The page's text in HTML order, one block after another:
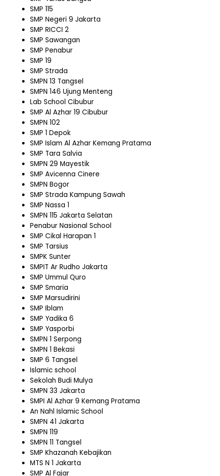
SMP 115
SMP Negeri 9 Jakarta
SMP RICCI 2
SMP Sawangan
SMP Penabur
SMP 19
SMP Strada
SMPN 13 Tangsel
SMPN 146 Ujung Menteng
Lab School Cibubur
SMP Al Azhar 19 Cibubur
SMPN 102
SMP 1 Depok
SMP Islam Al Azhar Kemang Pratama
SMP Tara Salvia
SMPN 29 Mayestik
SMP Avicenna Cinere
SMPN Bogor
SMP Strada Kampung Sawah
SMP Nassa 1
SMPN 115 Jakarta Selatan
Penabur Nasional School
SMP Cikal Harapan 1
SMP Tarsius
SMPK Sunter
SMPIT Ar Rudho Jakarta
SMP Ummul Quro
SMP Smaria
SMP Marsudirini
SMP Iblam
SMP Yadika 6
SMP Yasporbi
SMPN 1 Serpong
SMPN 1 Bekasi
SMP 6 Tangsel
Islamic school
Sekolah Budi Mulya
SMPN 33 Jakarta
SMPI Al Azhar 9 Kemang Pratama
An Nahl Islamic School
SMPN 41 Jakarta
SMPN 119
SMPN 11 Tangsel
SMP Khazanah Kebajikan
MTS N 1 Jakarta
SMP Al Fajar